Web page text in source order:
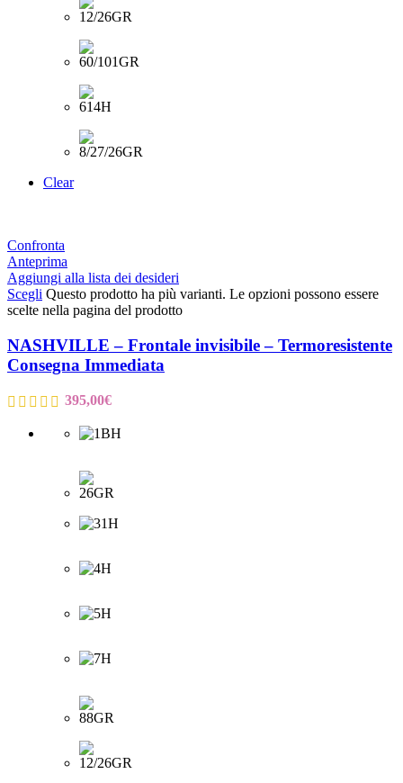
Clear
Confronta
Anteprima
Aggiungi alla lista dei desideri
Scegli Questo prodotto ha più varianti. Le opzioni possono essere
scelte nella pagina del prodotto
NASHVILLE – Frontale invisibile – Termoresistente
Consegna Immediata
395,00€